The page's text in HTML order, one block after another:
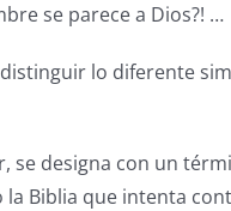
se parece a Dios?! …
lo diferente
se designa con un
Biblia que intenta